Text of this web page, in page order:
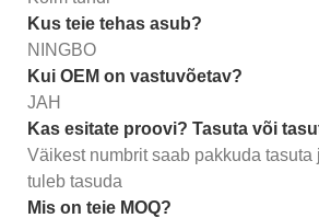
Kus teie tehas asub?
NINGBO
Kui OEM on vastuvõetav?
JAH
Kas esitate proovi? Tasuta või
Väikest numbrit saab pakkuda tasuta
tuleb tasuda
Mis on teie MOQ?